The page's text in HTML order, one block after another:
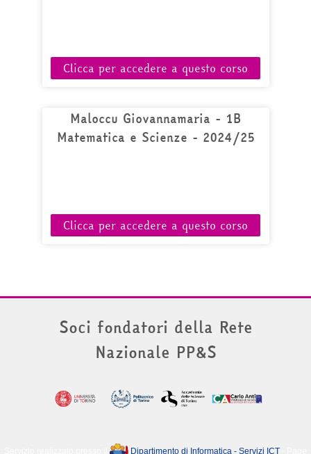
Clicca per accedere a questo corso
Maloccu Giovannamaria - 1B
Matematica e Scienze - 2024/25
Clicca per accedere a questo corso
Soci fondatori della Rete
Nazionale PP&S
Servizio realizzato presso il Dipartimento di Informatica - Servizi ICT- Page